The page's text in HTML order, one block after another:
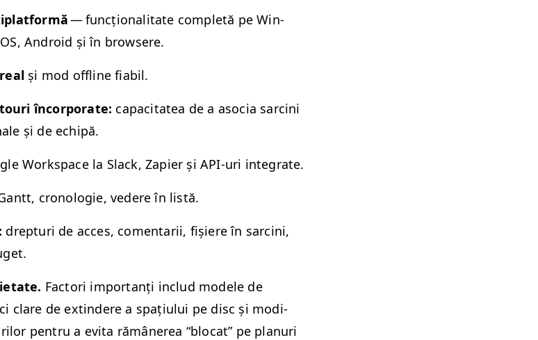
— funcțion­al­i­tate com­pletă pe Win­
Android și în browsere.
și mod offline fiabil.
încor­po­rate: capac­i­tatea de a aso­cia sarci­ni
și de echipă.
Work­space la Slack, Zapi­er și API-uri integrate.
cronolo­gie, vedere în listă.
drep­turi de acces, comen­tarii, fișiere în sarci­ni,
Fac­tori impor­tanți includ mod­ele de
clare de extin­dere a spați­u­lui pe disc și mod­i­
pen­tru a evi­ta rămânerea “blo­cat” pe pla­nuri